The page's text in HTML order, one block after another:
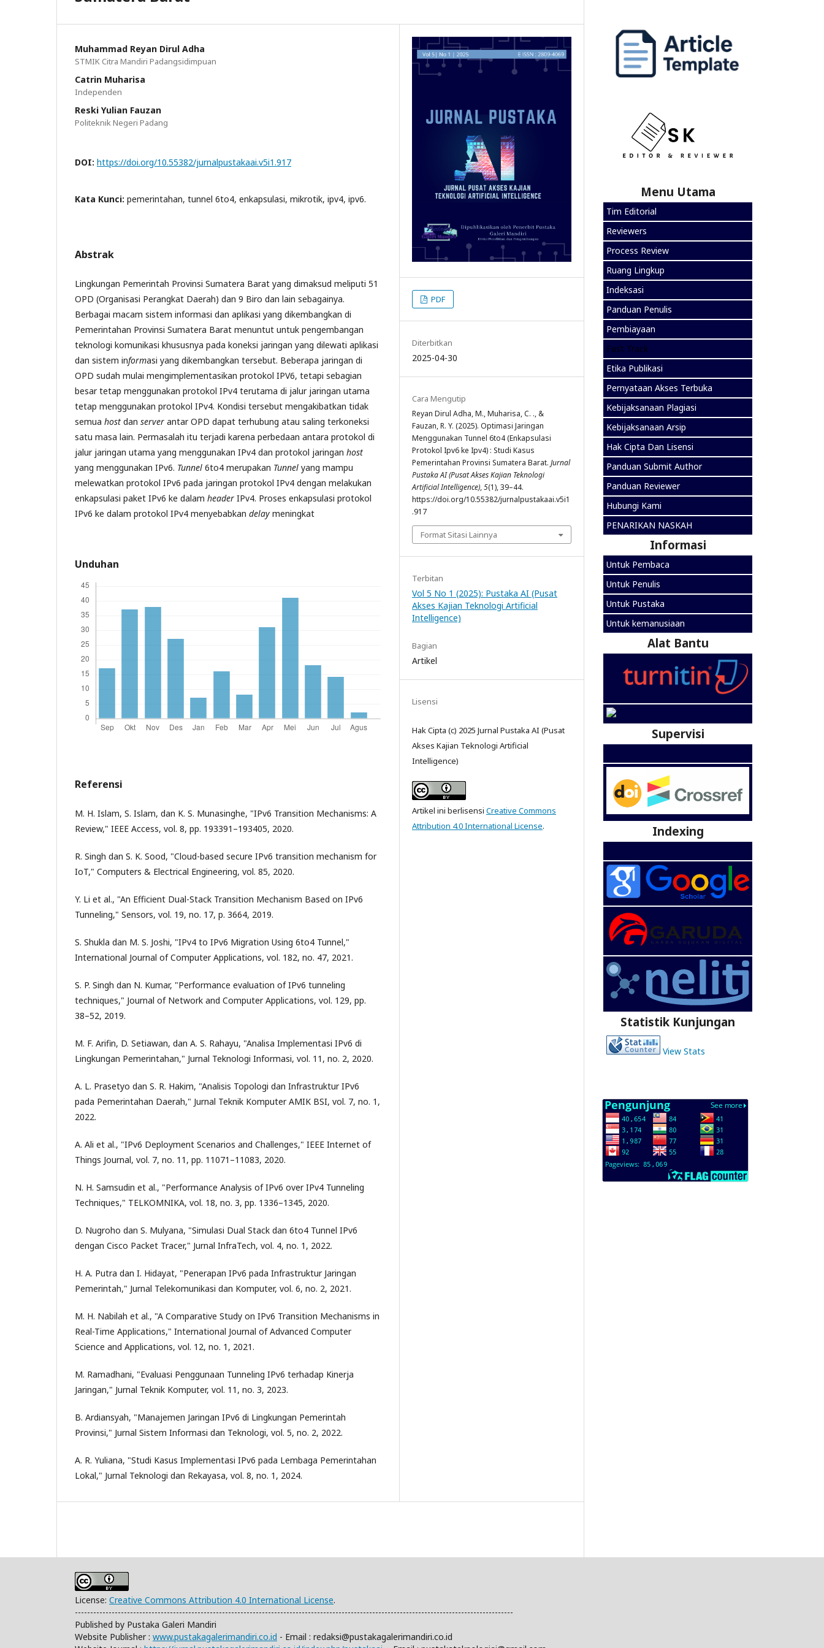
Muhammad Reyan Dirul Adha
STMIK Citra Mandiri Padangsidimpuan
Catrin Muharisa
Independen
Reski Yulian Fauzan
Politeknik Negeri Padang
DOI: https://doi.org/10.55382/jurnalpustakaai.v5i1.917
Kata Kunci: pemerintahan, tunnel 6to4, enkapsulasi, mikrotik, ipv4, ipv6.
Abstrak
Lingkungan Pemerintah Provinsi Sumatera Barat yang dimaksud meliputi 51
OPD (Organisasi Perangkat Daerah) dan 9 Biro dan lain sebagainya.
Berbagai macam sistem informasi dan aplikasi yang dikembangkan di
Pemerintahan Provinsi Sumatera Barat menuntut untuk pengembangan
teknologi komunikasi khususnya pada koneksi jaringan yang dilewati aplikasi
dan sistem informasi yang dikembangkan tersebut. Beberapa jaringan di
OPD sudah mulai mengimplementasikan protokol IPV6, tetapi sebagian
besar tetap menggunakan protokol IPv4 terutama di jalur jaringan utama
tetap menggunakan protokol IPv4. Kondisi tersebut mengakibatkan tidak
semua host dan server antar OPD dapat terhubung atau saling terkoneksi
satu masa lain. Permasalah itu terjadi karena perbedaan antara protokol di
jalur jaringan utama yang menggunakan IPv4 dan protokol jaringan host
yang menggunakan IPv6. Tunnel 6to4 merupakan Tunnel yang mampu
melewatkan protokol IPv6 pada jaringan protokol IPv4 dengan melakukan
enkapsulasi paket IPv6 ke dalam header IPv4. Proses enkapsulasi protokol
IPv6 ke dalam protokol IPv4 menyebabkan delay meningkat
Unduhan
Referensi
M. H. Islam, S. Islam, dan K. S. Munasinghe, "IPv6 Transition Mechanisms: A
Review," IEEE Access, vol. 8, pp. 193391–193405, 2020.
R. Singh dan S. K. Sood, "Cloud-based secure IPv6 transition mechanism for
IoT," Computers & Electrical Engineering, vol. 85, 2020.
Y. Li et al., "An Efficient Dual-Stack Transition Mechanism Based on IPv6
Tunneling," Sensors, vol. 19, no. 17, p. 3664, 2019.
S. Shukla dan M. S. Joshi, "IPv4 to IPv6 Migration Using 6to4 Tunnel,"
International Journal of Computer Applications, vol. 182, no. 47, 2021.
S. P. Singh dan N. Kumar, "Performance evaluation of IPv6 tunneling
techniques," Journal of Network and Computer Applications, vol. 129, pp.
38–52, 2019.
M. F. Arifin, D. Setiawan, dan A. S. Rahayu, "Analisa Implementasi IPv6 di
Lingkungan Pemerintahan," Jurnal Teknologi Informasi, vol. 11, no. 2, 2020.
A. L. Prasetyo dan S. R. Hakim, "Analisis Topologi dan Infrastruktur IPv6
pada Pemerintahan Daerah," Jurnal Teknik Komputer AMIK BSI, vol. 7, no. 1,
2022.
A. Ali et al., "IPv6 Deployment Scenarios and Challenges," IEEE Internet of
Things Journal, vol. 7, no. 11, pp. 11071–11083, 2020.
N. H. Samsudin et al., "Performance Analysis of IPv6 over IPv4 Tunneling
Techniques," TELKOMNIKA, vol. 18, no. 3, pp. 1336–1345, 2020.
D. Nugroho dan S. Mulyana, "Simulasi Dual Stack dan 6to4 Tunnel IPv6
dengan Cisco Packet Tracer," Jurnal InfraTech, vol. 4, no. 1, 2022.
H. A. Putra dan I. Hidayat, "Penerapan IPv6 pada Infrastruktur Jaringan
Pemerintah," Jurnal Telekomunikasi dan Komputer, vol. 6, no. 2, 2021.
M. H. Nabilah et al., "A Comparative Study on IPv6 Transition Mechanisms in
Real-Time Applications," International Journal of Advanced Computer
Science and Applications, vol. 12, no. 1, 2021.
M. Ramadhani, "Evaluasi Penggunaan Tunneling IPv6 terhadap Kinerja
Jaringan," Jurnal Teknik Komputer, vol. 11, no. 3, 2023.
B. Ardiansyah, "Manajemen Jaringan IPv6 di Lingkungan Pemerintah
Provinsi," Jurnal Sistem Informasi dan Teknologi, vol. 5, no. 2, 2022.
A. R. Yuliana, "Studi Kasus Implementasi IPv6 pada Lembaga Pemerintahan
Lokal," Jurnal Teknologi dan Rekayasa, vol. 8, no. 1, 2024.
PDF
Diterbitkan
2025-04-30
Cara Mengutip
Reyan Dirul Adha, M., Muharisa, C. ., &
Fauzan, R. Y. (2025). Optimasi Jaringan
Menggunakan Tunnel 6to4 (Enkapsulasi
Protokol Ipv6 ke Ipv4) : Studi Kasus
Pemerintahan Provinsi Sumatera Barat. Jurnal
Pustaka AI (Pusat Akses Kajian Teknologi
Artificial Intelligence),5(1), 39–44.
https://doi.org/10.55382/jurnalpustakaai.v5i1
.917
Format Sitasi Lainnya
Terbitan
Vol 5 No 1 (2025): Pustaka AI (Pusat
Akses Kajian Teknologi Artificial
Intelligence)
Bagian
Artikel
Lisensi
Hak Cipta (c) 2025 Jurnal Pustaka AI (Pusat
Akses Kajian Teknologi Artificial
Intelligence)
Artikel ini berlisensi Creative Commons
Attribution 4.0 International License.
Menu Utama
Tim Editorial
Reviewers
Process Review
Ruang Lingkup
Indeksasi
Panduan Penulis
Pembiayaan
Fast Track
Etika Publikasi
Pernyataan Akses Terbuka
Kebijaksanaan Plagiasi
Kebijaksanaan Arsip
Hak Cipta Dan Lisensi
Panduan Submit Author
Panduan Reviewer
Hubungi Kami
PENARIKAN NASKAH
Informasi
Untuk Pembaca
Untuk Penulis
Untuk Pustaka
Untuk kemanusiaan
Alat Bantu
Supervisi
Indexing
Statistik Kunjungan
View Stats
License: Creative Commons Attribution 4.0 International License.
-----------------------------------------------------------------------------------------------------------------------------------------------
Published by Pustaka Galeri Mandiri
Website Publisher : www.pustakagalerimandiri.co.id - Email : redaksi@pustakagalerimandiri.co.id